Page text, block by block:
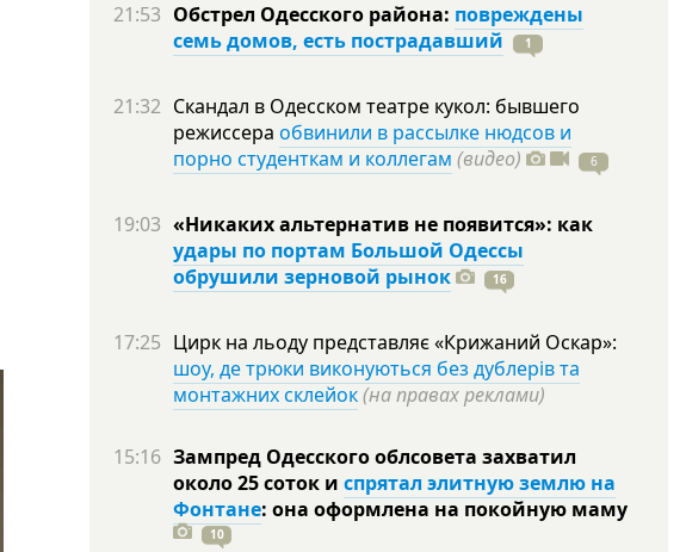
21:53 Обстрел Одесского района: повреждены
семь домов, есть пострадавший
1
21:32 Скандал в Одесском театре кукол: бывшего
режиссера обвинили в рассылке нюдсов и
порно студенткам и коллегам (видео) 6
19:03 «Никаких альтернатив не появится»: как
удары по портам Большой Одессы
обрушили зерновой рынок
16
17:25 Цирк на льоду представляє «Крижаний Оскар»:
шоу, де трюки виконуються без дублерів та
монтажних склейок(на правах реклами)
15:16 Зампред Одесского облсовета захватил
около 25 соток и спрятал элитную землю на
Фонтане: она оформлена на покойную маму
10